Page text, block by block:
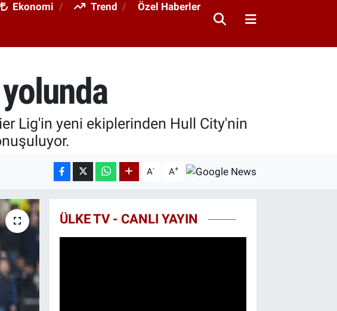
STERLİN
64.475,47
%0.66
Ekonomi Trend Özel Haberler
Lig'in yeni ekiplerinden Hull City'nin
A- A+
ÜLKE TV - CANLI YAYIN